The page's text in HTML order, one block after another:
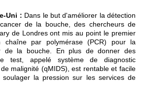
Uni : Dans le but d'améliorer la détection
de la bouche, des chercheurs de
de Londres ont mis au point le premier
chaîne par polymérase (PCR) pour la
de la bouche. En plus de donner des
test, appelé système de diagnostic
malignité (qMIDS), est rentable et facile
la pression sur les services de